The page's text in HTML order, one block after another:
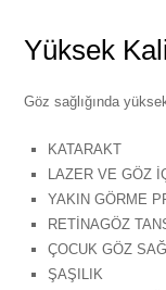
Yüksek
Göz sağlığında
KATARAKT
LAZER VE GÖZ
YAKIN GÖRME
RETİNAGÖZ
ÇOCUK GÖZ
ŞAŞILIK